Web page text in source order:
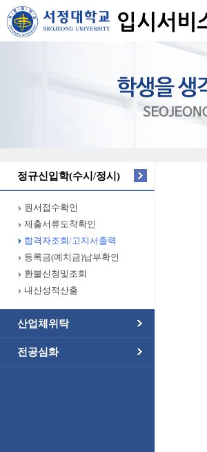
정규신입학(수시/정시)
원서접수확인
제출서류도착확인
합격자조회/고지서출력
등록금(예치금)납부확인
환불신청및조회
내신성적산출
산업체위탁
전공심화